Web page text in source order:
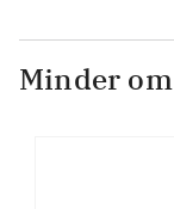
Minder om